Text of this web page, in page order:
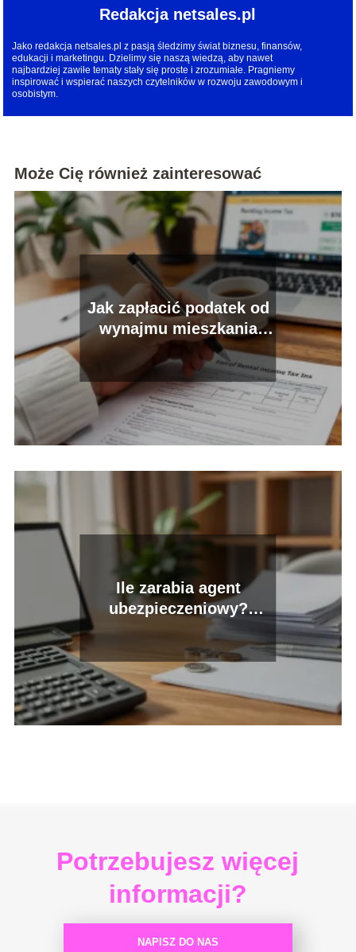
Redakcja netsales.pl
Jako redakcja netsales.pl z pasją śledzimy świat biznesu, finansów,
edukacji i marketingu. Dzielimy się naszą wiedzą, aby nawet
najbardziej zawiłe tematy stały się proste i zrozumiałe. Pragniemy
inspirować i wspierać naszych czytelników w rozwoju zawodowym i
osobistym.
Może Cię również zainteresować
Jak zapłacić podatek od
wynajmu mieszkania
przez internet?
Ile zarabia agent
ubezpieczeniowy?
Średnie wynagrodzenie i
prowizje
Potrzebujesz więcej
informacji?
NAPISZ DO NAS